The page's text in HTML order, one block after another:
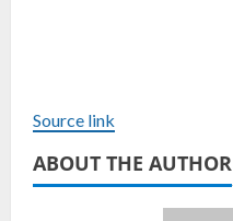
Source link
ABOUT THE AUTHOR